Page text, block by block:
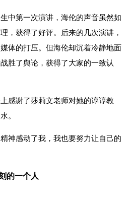
第一次演讲，海伦的声音虽然如
，获得了好评。后来的几次演讲，
体的打压。但海伦却沉着冷静地面
胜了舆论，获得了大家的一致认
谢了莎莉文老师对她的谆谆教
。
感动了我，我也要努力让自己的
的一个人